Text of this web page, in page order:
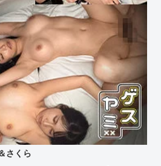
さくら